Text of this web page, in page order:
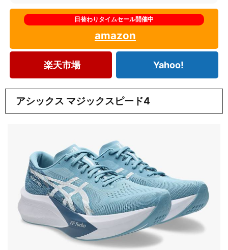
amazon
楽天市場 Yahoo!
アシックス マジックスピード4